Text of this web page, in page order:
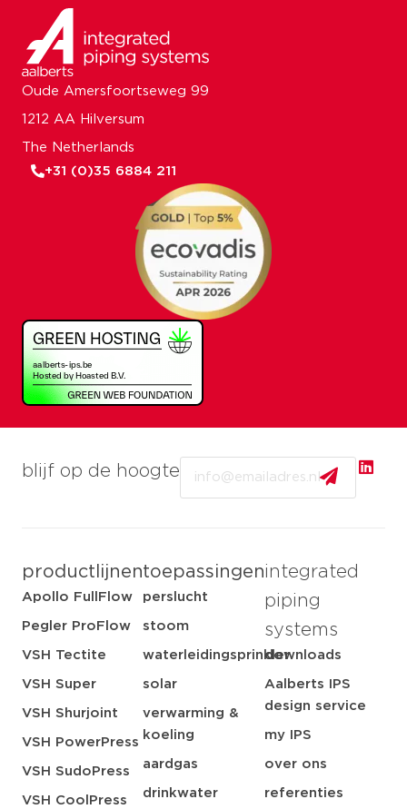
blijf op de hoogte
productlijnen
Apollo FullFlow
Pegler ProFlow
VSH Tectite
VSH Super
VSH Shurjoint
VSH PowerPress
VSH SudoPress
VSH CoolPress
toepassingen
perslucht
stoom
waterleidingsprinkler
solar
verwarming &
koeling
aardgas
drinkwater
integrated
piping
systems
downloads
Aalberts IPS
design service
my IPS
over ons
referenties
Oude Amersfoortseweg 99
1212 AA Hilversum
The Netherlands
+31 (0)35 6884 211